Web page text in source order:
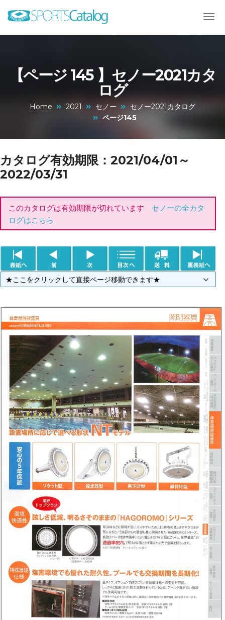
【ページ 145 】セノー2021カタ
ログ
Home 2021 セノー
セノー2021カタログ
ページ145
カタログ有効期限：2021/04/01～
2022/03/31
このカタログは有効期限が切れています セノーの全カタ
ログはこちら